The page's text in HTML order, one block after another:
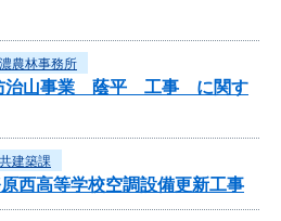
農林事務所
防治山事業 蔭平 工事 に関す
建築課
西高等学校空調設備更新工事